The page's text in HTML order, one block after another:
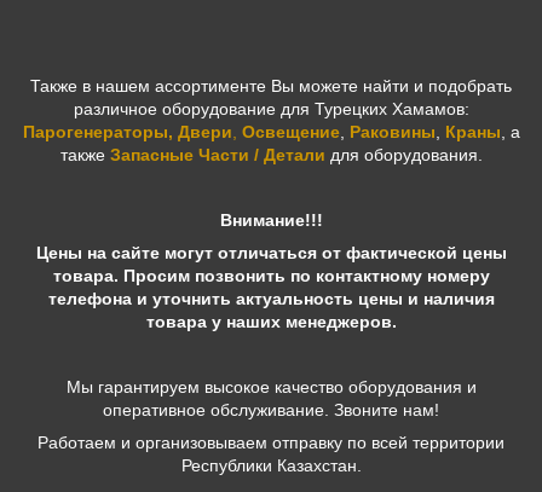
Также в нашем ассортименте Вы можете найти и подобрать
различное оборудование для Турецких Хамамов:
Парогенераторы, Двери, Освещение, Раковины, Краны, а
также Запасные Части / Детали для оборудования.
Внимание!!!
Цены на сайте могут отличаться от фактической цены
товара. Просим позвонить по контактному номеру
телефона и уточнить актуальность цены и наличия
товара у наших менеджеров.
Мы гарантируем высокое качество оборудования и
оперативное обслуживание. Звоните нам!
Работаем и организовываем отправку по всей территории
Республики Казахстан.